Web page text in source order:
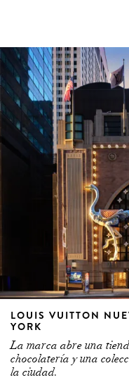
LOUIS VUITTON
YORK
La marca abre una
chocolatería y una
la ciudad.